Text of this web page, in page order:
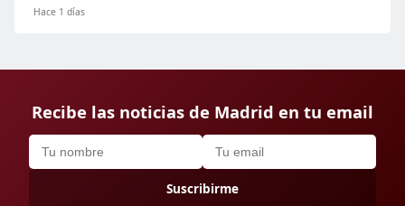
Hace 1 días
Recibe las noticias de Madrid en tu email
Suscribirme